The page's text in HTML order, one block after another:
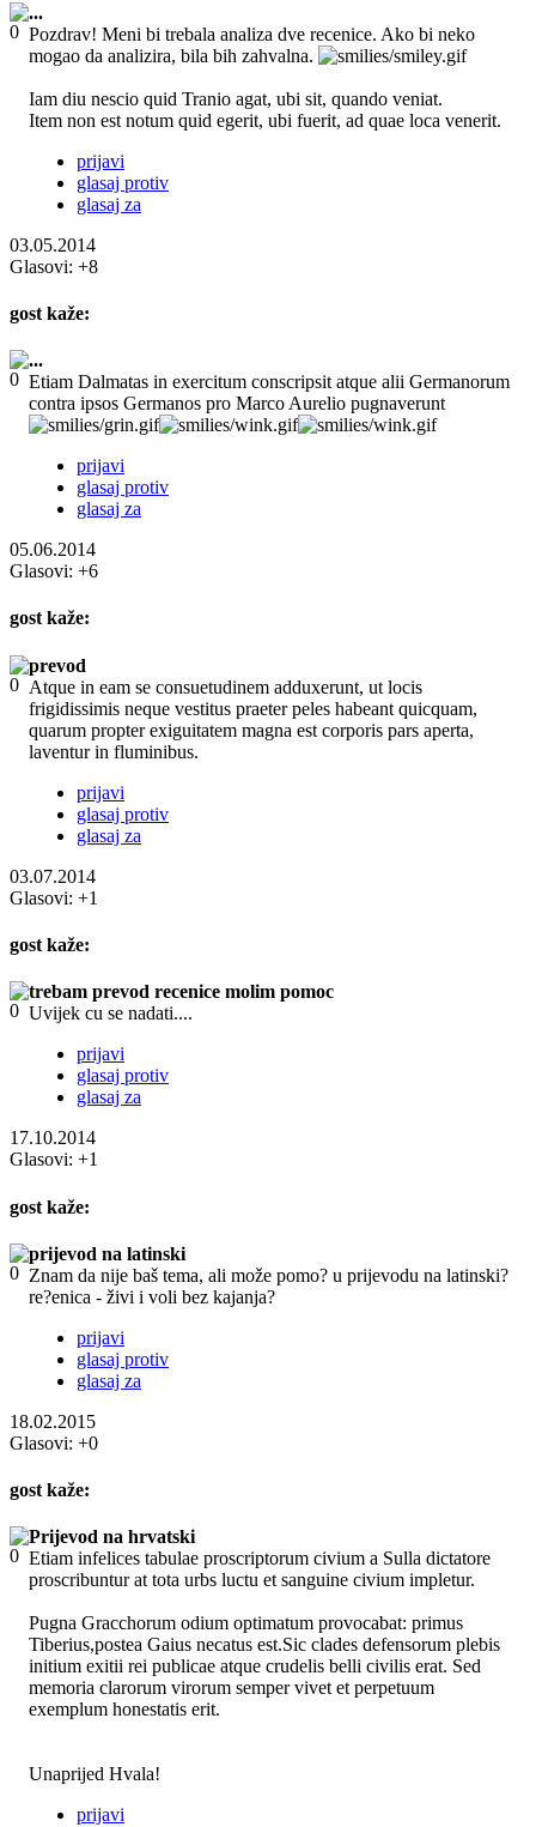
...
Pozdrav! Meni bi trebala analiza dve recenice. Ako bi neko
mogao da analizira, bila bih zahvalna.
Iam diu nescio quid Tranio agat, ubi sit, quando veniat.
Item non est notum quid egerit, ubi fuerit, ad quae loca venerit.
prijavi
glasaj protiv
glasaj za
03.05.2014
Glasovi: +8
gost kaže:
...
Etiam Dalmatas in exercitum conscripsit atque alii Germanorum
contra ipsos Germanos pro Marco Aurelio pugnaverunt
prijavi
glasaj protiv
glasaj za
05.06.2014
Glasovi: +6
gostkaže:
prevod
Atque in eam se consuetudinem adduxerunt, ut locis
frigidissimis neque vestitus praeter peles habeant quicquam,
quarum propter exiguitatem magna est corporis pars aperta,
laventur in fluminibus.
prijavi
glasaj protiv
glasaj za
03.07.2014
Glasovi: +1
gost kaže:
trebam prevod recenice molim pomoc
Uvijek cu se nadati....
prijavi
glasaj protiv
glasaj za
17.10.2014
Glasovi: +1
gost kaže:
prijevod na latinski
Znam da nije baš tema, ali može pomo? u prijevodu na latinski?
re?enica - živi i voli bez kajanja?
prijavi
glasaj protiv
glasaj za
18.02.2015
Glasovi: +0
gost kaže:
Prijevod na hrvatski
Etiam infelices tabulae proscriptorum civium a Sulla dictatore
proscribuntur at tota urbs luctu et sanguine civium impletur.
Pugna Gracchorum odium optimatum provocabat: primus
Tiberius,postea Gaius necatus est.Sic clades defensorum plebis
initium exitii rei publicae atque crudelis belli civilis erat. Sed
memoria clarorum virorum semper vivet et perpetuum
exemplum honestatis erit.
Unaprijed Hvala!
prijavi